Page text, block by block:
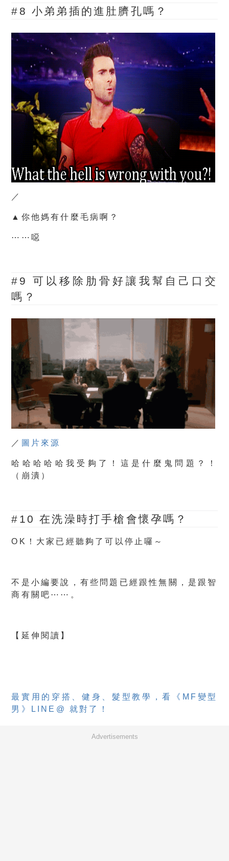
#8 小弟弟插的進肚臍孔嗎？
／
▲你他媽有什麼毛病啊？
⋯⋯噁
#9 可以移除肋骨好讓我幫自己口交
嗎？
／ 圖片來源
哈哈哈哈哈我受夠了！這是什麼鬼問題？！
（崩潰）
#10 在洗澡時打手槍會懷孕嗎？
OK！大家已經聽夠了可以停止囉～
不是小編要說，有些問題已經跟性無關，是跟智
商有關吧⋯⋯。
【延伸閱讀】
最實用的穿搭、健身、髮型教學，看《MF變型
男》LINE@ 就對了！
Advertisements